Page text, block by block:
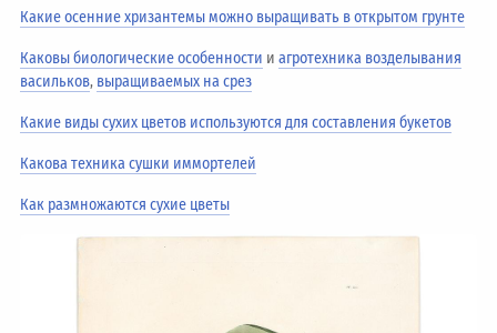
Какие осенние хризантемы можно выращивать в открытом грунте
Каковы биологические особенности иагротехника возделывания
васильков, выращиваемых на срез
Какие виды сухих цветов используются для составления букетов
Какова техника сушки иммортелей
Как размножаются сухие цветы